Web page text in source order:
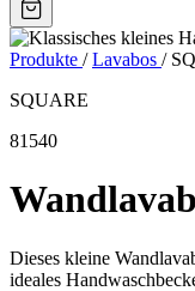
Produkte / Lavabos /
SQUARE
81540
Dieses kleine
ideales